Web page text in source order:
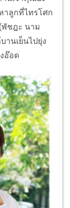
าลูกที่ไทรโศก
พัชฎะ นาม
านเย็นไปยุ่ง
อ๊อด